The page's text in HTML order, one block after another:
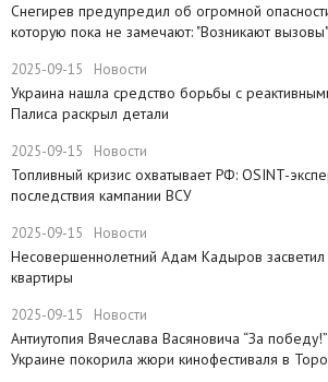
Снегирев предупредил об огромной
которую пока не замечают: "Возникают вызовы"
2025-09-15 Новости
​Украина нашла средство борьбы с
Палиса раскрыл детали
2025-09-15 Новости
​Топливный кризис охватывает РФ: OSINT-
последствия кампании ВСУ
2025-09-15 Новости
Несовершеннолетний Адам Кадыров
квартиры
2025-09-15 Новости
Антиутопия Вячеслава Васяновича “За
Украине покорила жюри кинофестиваля в